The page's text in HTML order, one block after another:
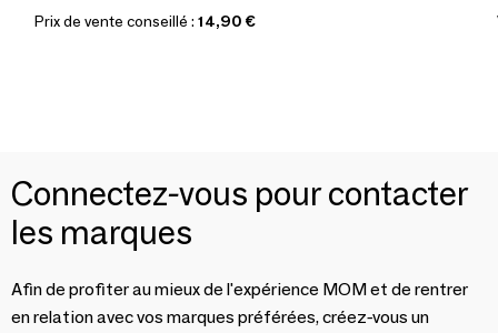
Prix de vente conseillé : 14,90 €
Connectez-vous pour contacter
les marques
Afin de profiter au mieux de l'expérience MOM et de rentrer
en relation avec vos marques préférées, créez-vous un